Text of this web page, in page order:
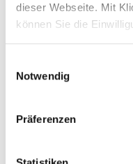
dieser Webseite. Mit
können Sie die
Notwendig
Präferenzen
Über uns
Nachhaltigkeit
Karriere